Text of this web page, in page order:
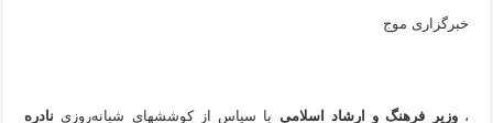
خبرگزاری موج
،وزیر فرهنگ و ارشاد اسلامی با سپاس از کوششهای شبانه‌روزی نادره